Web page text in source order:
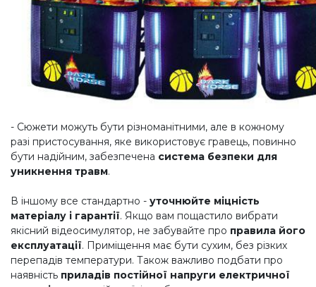
- Сюжети можуть бути різноманітними, але в кожному
разі пристосування, яке використовує гравець, повинно
бути надійним, забезпечена система безпеки для
уникнення травм.
В іншому все стандартно - уточнюйте міцність
матеріалу і гарантії. Якщо вам пощастило вибрати
якісний відеосимулятор, не забувайте про правила його
експлуатації. Приміщення має бути сухим, без різких
перепадів температури. Також важливо подбати про
наявність приладів постійної напруги електричної